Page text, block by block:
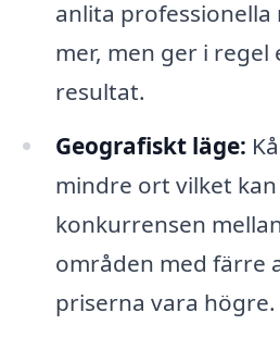
anlita professionella
mer, men ger i
resultat.
Geografiskt läge:
mindre ort vilket
konkurrensen
områden med färre
priserna vara högre.